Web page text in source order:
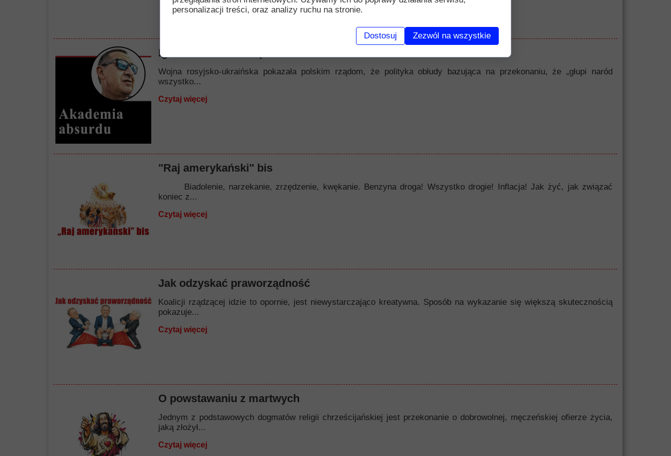
Igraszki nienawiścią
Wojna rosyjsko-ukraińska pokazała polskim rządom, że polityka obłudy bazująca na przekonaniu, że „głupi naród
wszystko...
Czytaj więcej
"Raj amerykański" bis
Biadolenie, narzekanie, zrzędzenie, kwękanie. Benzyna droga! Wszystko drogie! Inflacja! Jak żyć, jak związać
koniec z...
Czytaj więcej
Jak odzyskać praworządność
Koalicji rządzącej idzie to opornie, jest niewystarczająco kreatywna. Sposób na wykazanie się większą skutecznością
pokazuje...
Czytaj więcej
O powstawaniu z martwych
Jednym z podstawowych dogmatów religii chrześcijańskiej jest przekonanie o dobrowolnej, męczeńskiej ofierze życia,
jaką złożył...
Czytaj więcej
personalizacji treści, oraz analizy ruchu na stronie.
Dostosuj Zezwól na wszystkie